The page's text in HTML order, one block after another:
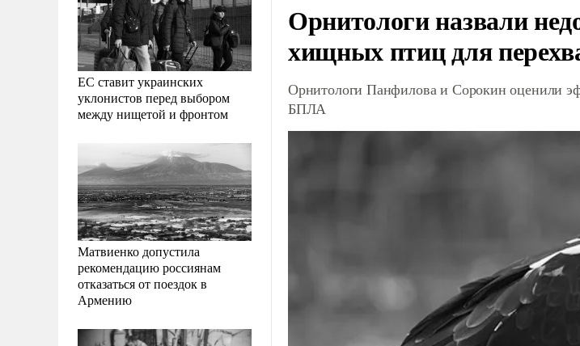
ЕС ставит украинских
уклонистов перед выбором
между нищетой и фронтом
Матвиенко допустила
рекомендацию россиянам
отказаться от поездок в
Армению
Орнитологи назвали
хищных птиц для
Орнитологи Панфилова и Сорокин оценили
БПЛА